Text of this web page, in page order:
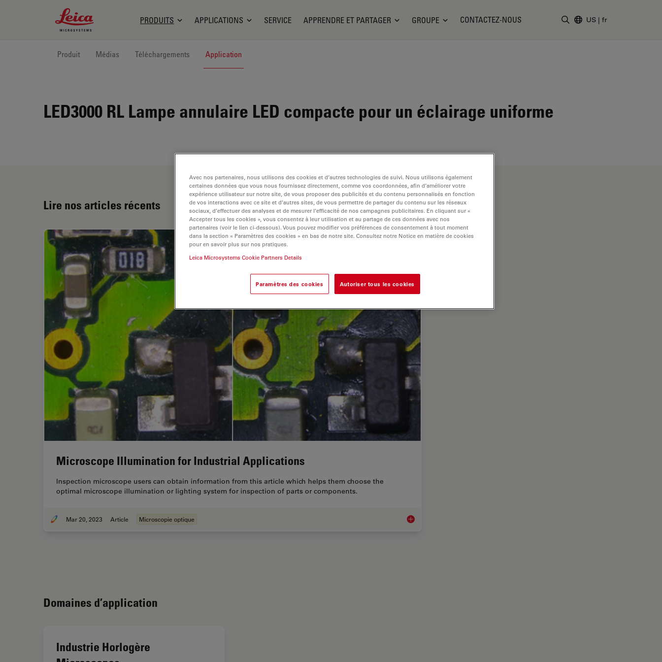
Leica Microsystems Logo
PRODUITS APPLICATIONS SERVICE APPRENDRE ET PARTAGER GROUPE CONTACTEZ-NOUS US | fr
Produit Médias Téléchargements Application
LED3000 RL Lampe annulaire LED compacte pour un éclairage uniforme
Lire nos articles récents
Microscope Illumination for Industrial Applications
Inspection microscope users can obtain information from this article which helps them choose the
optimal microscope illumination or lighting system for inspection of parts or components.
Mar 20, 2023 Article Microscopie optique Microscope Illumination for Industrial Applications
Domaines d’application
Industrie Horlogère
Avec nos partenaires, nous utilisons des cookies et d’autres technologies de suivi. Nous utilisons également
certaines données que vous nous fournissez directement, comme vos coordonnées, afin d’améliorer votre
expérience utilisateur sur notre site, de vous proposer des publicités et du contenu personnalisés en fonction
de vos interactions avec ce site et d’autres sites, de vous permettre de partager du contenu sur les réseaux
sociaux, d’effectuer des analyses et de mesurer l’efficacité de nos campagnes publicitaires. En cliquant sur «
Accepter tous les cookies », vous consentez à leur utilisation et au partage de ces données avec nos
partenaires (voir le lien ci-dessous). Vous pouvez modifier vos préférences de consentement à tout moment
dans la section « Paramètres des cookies » en bas de notre site. Consultez notre Notice en matière de cookies
pour en savoir plus sur nos pratiques.
Leica Microsystems Cookie Partners Details
Paramètres des cookies Autoriser tous les cookies